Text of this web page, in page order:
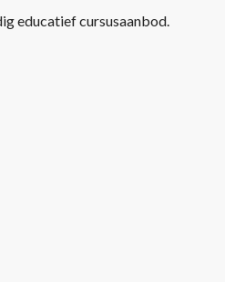
educatief cursusaanbod.